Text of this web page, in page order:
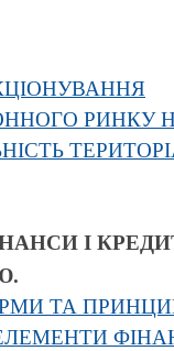
РИНКУ
І
ТА